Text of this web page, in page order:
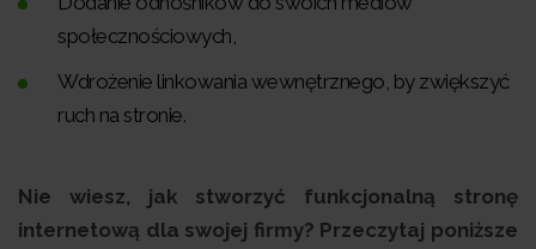
społecznościowych,
Wdrożenie linkowania wewnętrznego, by zwiększyć
ruch na stronie.
Nie wiesz, jak stworzyć funkcjonalną stronę
internetową dla swojej firmy? Przeczytaj poniższe